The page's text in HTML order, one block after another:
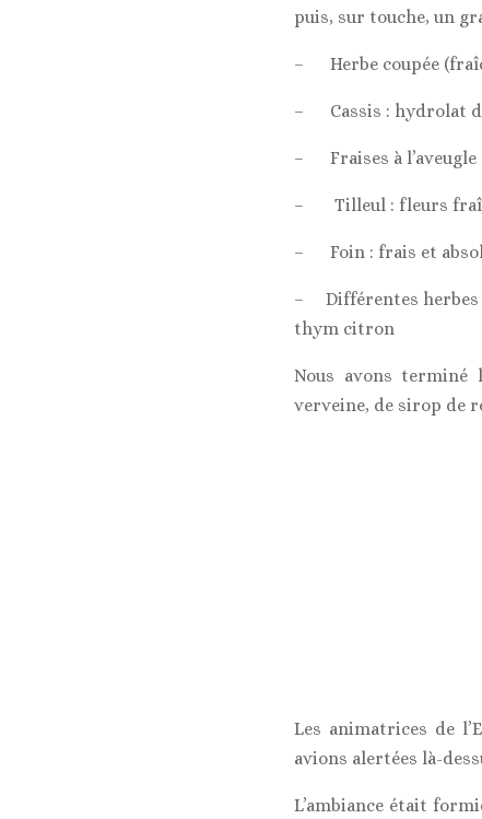
puis, sur touche, un
– Herbe coupée
– Cassis : hydrolat
– Fraises à l’aveugle
– Tilleul : fleurs
– Foin : frais et
– Différentes herbes
thym citron
Nous avons terminé
verveine, de sirop de
Les animatrices de
avions alertées là-
L’ambiance était